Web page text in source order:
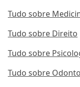
Tudo sobre
Tudo sobre Direito
Tudo sobre
Tudo sobre